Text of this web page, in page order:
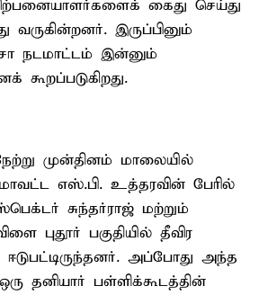
கைது செய்து
வருகின்றனர். இருப்பினும்
நடமாட்டம் இன்னும்
கூறப்படுகிறது.
முன்தினம் மாலையில்
மாவட்ட எஸ்.பி. உத்தரவின் பேரில்
சுந்தர்ராஜ் மற்றும்
புதூர் பகுதியில் தீவிர
அப்போது அந்த
தனியார் பள்ளிக்கூடத்தின்